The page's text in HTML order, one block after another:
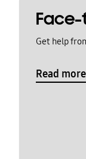
Get help
Read more